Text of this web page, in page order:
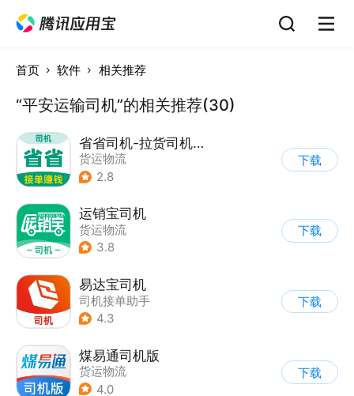
首页 软件 相关推荐
“平安运输司机”的相关推荐(30)
省省司机-拉货司机招募
货运物流
2.8
下载
运销宝司机
货运物流
3.8
下载
易达宝司机
司机接单助手
4.3
下载
煤易通司机版
货运物流
4.0
下载